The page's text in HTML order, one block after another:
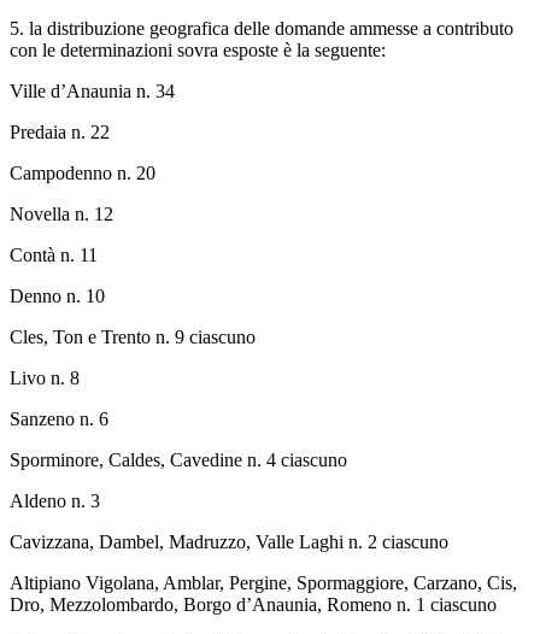
5. la distribuzione geografica delle domande ammesse a contributo
con le determinazioni sovra esposte è la seguente:
Ville d’Anaunia n. 34
Predaia n. 22
Campodenno n. 20
Novella n. 12
Contà n. 11
Denno n. 10
Cles, Ton e Trento n. 9 ciascuno
Livo n. 8
Sanzeno n. 6
Sporminore, Caldes, Cavedine n. 4 ciascuno
Aldeno n. 3
Cavizzana, Dambel, Madruzzo, Valle Laghi n. 2 ciascuno
Altipiano Vigolana, Amblar, Pergine, Spormaggiore, Carzano, Cis,
Dro, Mezzolombardo, Borgo d’Anaunia, Romeno n. 1 ciascuno